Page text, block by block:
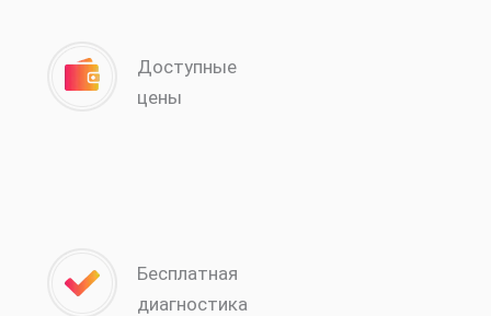
Доступные
цены
Бесплатная
диагностика